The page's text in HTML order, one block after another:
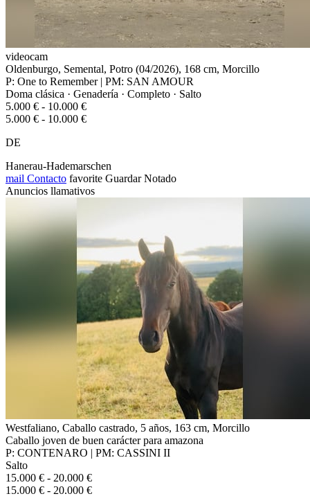
videocam
Oldenburgo, Semental, Potro (04/2026), 168 cm, Morcillo
P: One to Remember | PM: SAN AMOUR
Doma clásica · Genadería · Completo · Salto
5.000 € - 10.000 €
5.000 € - 10.000 €
DE
Hanerau-Hademarschen
mail Contacto favorite Guardar Notado
Anuncios llamativos
Westfaliano, Caballo castrado, 5 años, 163 cm, Morcillo
Caballo joven de buen carácter para amazona
P: CONTENARO | PM: CASSINI II
Salto
15.000 € - 20.000 €
15.000 € - 20.000 €